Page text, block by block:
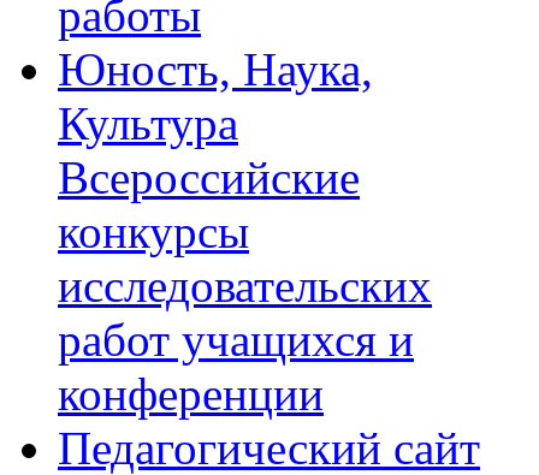
работы
Юность, Наука,
Культура
Всероссийские
конкурсы
исследовательских
работ учащихся и
конференции
Педагогический сайт